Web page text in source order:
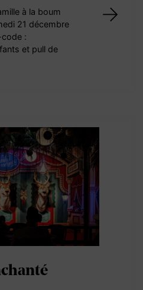
à la boum
21 décembre
:
et pull de